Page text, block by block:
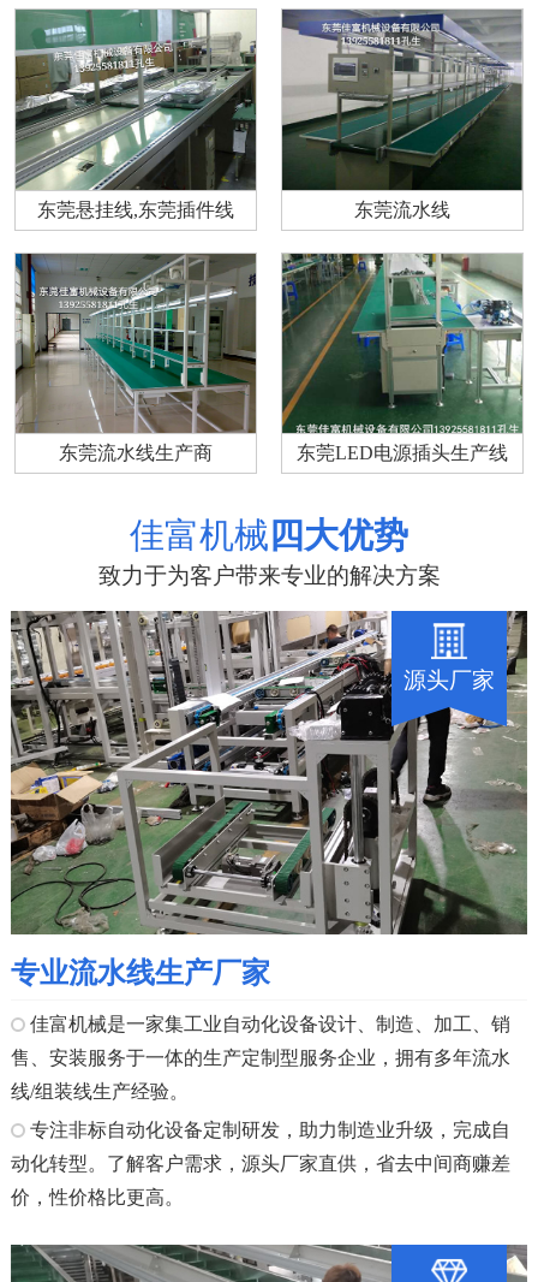
东莞悬挂线,东莞插件线 东莞流水线
东莞流水线生产商 东莞LED电源插头生产线
佳富机械 四大优势
致力于为客户带来专业的解决方案
源头厂家
专业流水线生产厂家
佳富机械是一家集工业自动化设备设计、制造、加工、销
售、安装服务于一体的生产定制型服务企业，拥有多年流水
线/组装线生产经验。
专注非标自动化设备定制研发，助力制造业升级，完成自
动化转型。了解客户需求，源头厂家直供，省去中间商赚差
价，性价格比更高。